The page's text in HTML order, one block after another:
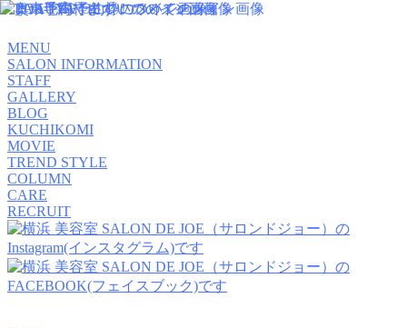
MENU
SALON INFORMATION
STAFF
GALLERY
BLOG
KUCHIKOMI
MOVIE
TREND STYLE
COLUMN
CARE
RECRUIT